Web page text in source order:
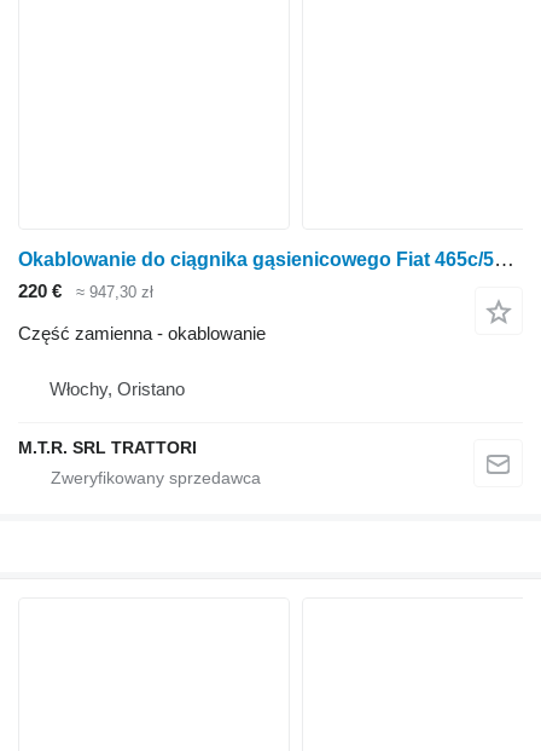
Okablowanie do ciągnika gąsienicowego Fiat 465c/565c/665c/765c
220 € ≈ 947,30 zł
Część zamienna - okablowanie
Włochy, Oristano
M.T.R. SRL TRATTORI